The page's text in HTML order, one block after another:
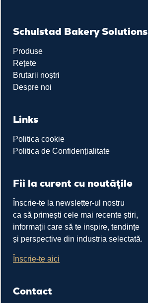
Schulstad Bakery Solutions
Produse
Rețete
Brutarii noștri
Despre noi
Links
Politica cookie
Politica de Confidențialitate
Fii la curent cu noutățile
Înscrie-te la newsletter-ul nostru
ca să primești cele mai recente știri,
informații care să te inspire, tendințe
și perspective din industria selectată.
Înscrie-te aici
Contact